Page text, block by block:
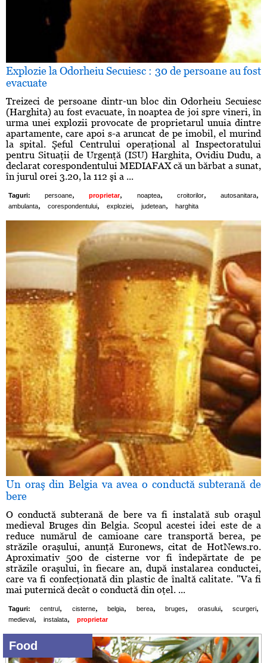
Explozie la Odorheiu Secuiesc : 30 de persoane au fost
evacuate
Treizeci de persoane dintr-un bloc din Odorheiu Secuiesc
(Harghita) au fost evacuate, în noaptea de joi spre vineri, în
urma unei explozii provocate de proprietarul unuia dintre
apartamente, care apoi s-a aruncat de pe imobil, el murind
la spital. Şeful Centrului operaţional al Inspectoratului
pentru Situaţii de Urgenţă (ISU) Harghita, Ovidiu Dudu, a
declarat corespondentului MEDIAFAX că un bărbat a sunat,
în jurul orei 3.20, la 112 şi a ...
Taguri: persoane, proprietar, noaptea, croitorilor, autosanitara,
ambulanta, corespondentului, exploziei, judetean, harghita
Un oraş din Belgia va avea o conductă subterană de
bere
O conductă subterană de bere va fi instalată sub oraşul
medieval Bruges din Belgia. Scopul acestei idei este de a
reduce numărul de camioane care transportă berea, pe
străzile oraşului, anunţă Euronews, citat de HotNews.ro.
Aproximativ 500 de cisterne vor fi îndepărtate de pe
străzile oraşului, în fiecare an, după instalarea conductei,
care va fi confecţionată din plastic de înaltă calitate. "Va fi
mai puternică decât o conductă din oţel. ...
Taguri: centrul , cisterne, belgia, berea, bruges, orasului, scurgeri,
medieval , instalata, proprietar
Food